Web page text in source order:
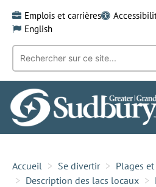
content
Emplois et carrières
English
Recherche
mot-
clé:
Accueil Se divertir Plages
Description des lacs locaux